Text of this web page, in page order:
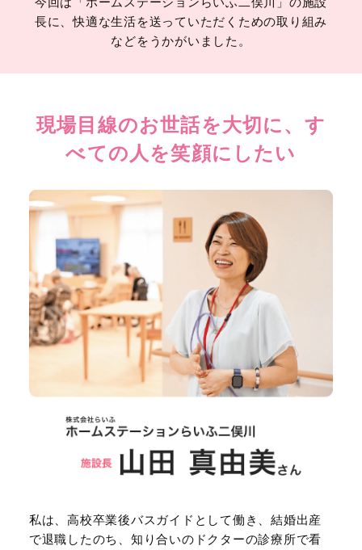
長に、快適な生活を送っていただくための取り組み
などをうかがいました。
現場目線のお世話を大切に、す
べての人を笑顔にしたい
私は、高校卒業後バスガイドとして働き、結婚出産
で退職したのち、知り合いのドクターの診療所で看